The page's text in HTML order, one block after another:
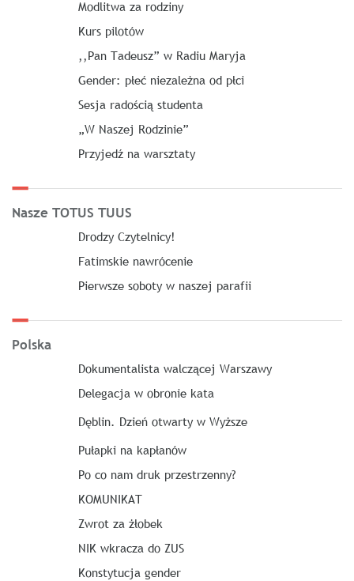
Modlitwa za rodziny
Kurs pilotów
,,Pan Tadeusz” w Radiu Maryja
Gender: płeć niezależna od płci
Sesja radością studenta
„W Naszej Rodzinie”
Przyjedź na warsztaty
Nasze TOTUS TUUS
Drodzy Czytelnicy!
Fatimskie nawrócenie
Pierwsze soboty w naszej parafii
Polska
Dokumentalista walczącej Warszawy
Delegacja w obronie kata
Dęblin. Dzień otwarty w Wyższe
Pułapki na kapłanów
Po co nam druk przestrzenny?
KOMUNIKAT
Zwrot za żłobek
NIK wkracza do ZUS
Konstytucja gender